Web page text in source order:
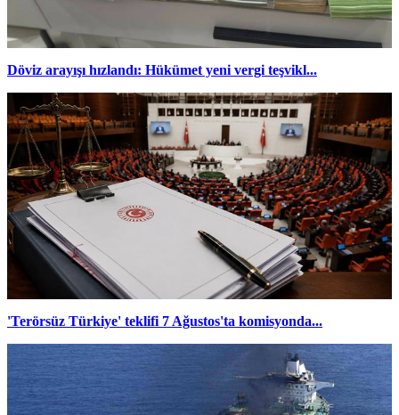
Döviz arayışı hızlandı: Hükümet yeni vergi teşvikl...
'Terörsüz Türkiye' teklifi 7 Ağustos'ta komisyonda...